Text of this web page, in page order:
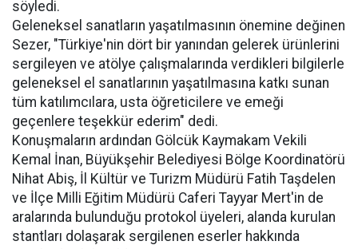
söyledi.
Geleneksel sanatların yaşatılmasının önemine değinen
Sezer, "Türkiye'nin dört bir yanından gelerek ürünlerini
sergileyen ve atölye çalışmalarında verdikleri bilgilerle
geleneksel el sanatlarının yaşatılmasına katkı sunan
tüm katılımcılara, usta öğreticilere ve emeği
geçenlere teşekkür ederim" dedi.
Konuşmaların ardından Gölcük Kaymakam Vekili
Kemal İnan, Büyükşehir Belediyesi Bölge Koordinatörü
Nihat Abiş, İl Kültür ve Turizm Müdürü Fatih Taşdelen
ve İlçe Milli Eğitim Müdürü Caferi Tayyar Mert'in de
aralarında bulunduğu protokol üyeleri, alanda kurulan
stantları dolaşarak sergilenen eserler hakkında